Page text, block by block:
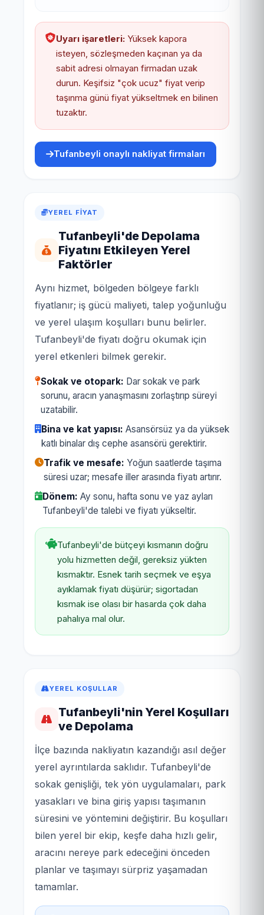
Uyarı işaretleri: Yüksek kapora
isteyen, sözleşmeden kaçınan ya da
sabit adresi olmayan firmadan uzak
durun. Keşifsiz "çok ucuz" fiyat verip
taşınma günü fiyat yükseltmek en bilinen
tuzaktır.
Tufanbeyli onaylı nakliyat firmaları
YEREL FIYAT
Tufanbeyli'de Depolama
Fiyatını Etkileyen Yerel
Faktörler
Aynı hizmet, bölgeden bölgeye farklı
fiyatlanır; iş gücü maliyeti, talep yoğunluğu
ve yerel ulaşım koşulları bunu belirler.
Tufanbeyli'de fiyatı doğru okumak için
yerel etkenleri bilmek gerekir.
Sokak ve otopark: Dar sokak ve park
sorunu, aracın yanaşmasını zorlaştırıp süreyi
uzatabilir.
Bina ve kat yapısı: Asansörsüz ya da yüksek
katlı binalar dış cephe asansörü gerektirir.
Trafik ve mesafe: Yoğun saatlerde taşıma
süresi uzar; mesafe iller arasında fiyatı artırır.
Dönem: Ay sonu, hafta sonu ve yaz ayları
Tufanbeyli'de talebi ve fiyatı yükseltir.
Tufanbeyli'de bütçeyi kısmanın doğru
yolu hizmetten değil, gereksiz yükten
kısmaktır. Esnek tarih seçmek ve eşya
ayıklamak fiyatı düşürür; sigortadan
kısmak ise olası bir hasarda çok daha
pahalıya mal olur.
YEREL KOŞULLAR
Tufanbeyli'nin Yerel Koşulları
ve Depolama
İlçe bazında nakliyatın kazandığı asıl değer
yerel ayrıntılarda saklıdır. Tufanbeyli'de
sokak genişliği, tek yön uygulamaları, park
yasakları ve bina giriş yapısı taşımanın
süresini ve yöntemini değiştirir. Bu koşulları
bilen yerel bir ekip, keşfe daha hızlı gelir,
aracını nereye park edeceğini önceden
planlar ve taşımayı sürpriz yaşamadan
tamamlar.